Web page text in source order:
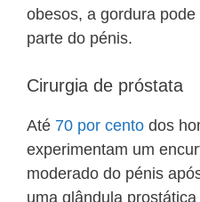
obesos, a gordura
parte do pénis.
Cirurgia de próstata
Até 70 por cento dos
experimentam um
moderado do pénis
uma glândula